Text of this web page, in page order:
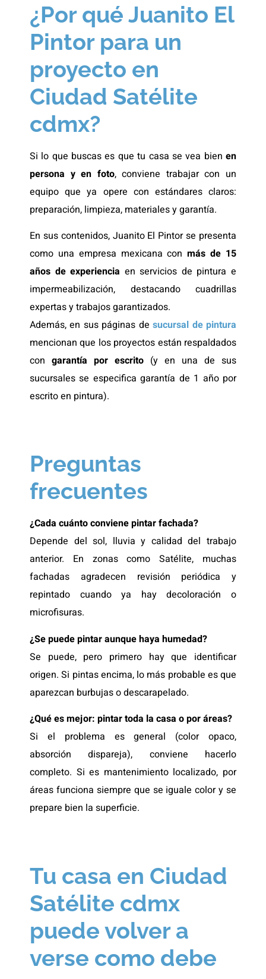
¿Por qué Juanito El
Pintor para un
proyecto en
Ciudad Satélite
cdmx?
Si lo que buscas es que tu casa se vea bien en
persona y en foto, conviene trabajar con un
equipo que ya opere con estándares claros:
preparación, limpieza, materiales y garantía.
En sus contenidos, Juanito El Pintor se presenta
como una empresa mexicana conmás de 15
años de experiencia en servicios de pintura e
impermeabilización, destacando cuadrillas
expertas y trabajos garantizados.
Además, en sus páginas desucursal de pintura
mencionan que los proyectos están respaldados
con garantía por escrito (y en una de sus
sucursales se especifica garantía de 1 año por
escrito en pintura).
Preguntas
frecuentes
¿Cada cuánto conviene pintar fachada?
Depende del sol, lluvia y calidad del trabajo
anterior. En zonas como Satélite, muchas
fachadas agradecen revisión periódica y
repintado cuando ya hay decoloración o
microfisuras.
¿Se puede pintar aunque haya humedad?
Se puede, pero primero hay que identificar
origen. Si pintas encima, lo más probable es que
aparezcan burbujas o descarapelado.
¿Qué es mejor: pintar toda la casa o por áreas?
Si el problema es general (color opaco,
absorción dispareja), conviene hacerlo
completo. Si es mantenimiento localizado, por
áreas funciona siempre que se iguale color y se
prepare bien la superficie.
Tu casa en Ciudad
Satélite cdmx
puede volver a
verse como debe